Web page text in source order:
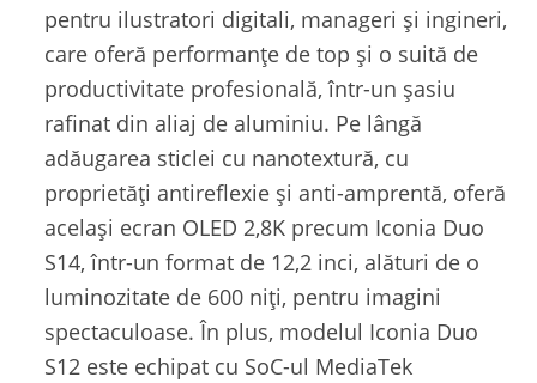
pentru ilustratori digitali, manageri și ingineri,
care oferă performanțe de top și o suită de
productivitate profesională, într-un șasiu
rafinat din aliaj de aluminiu. Pe lângă
adăugarea sticlei cu nanotextură, cu
proprietăți antireflexie și anti-amprentă, oferă
același ecran OLED 2,8K precum Iconia Duo
S14, într-un format de 12,2 inci, alături de o
luminozitate de 600 niți, pentru imagini
spectaculoase. În plus, modelul Iconia Duo
S12 este echipat cu SoC-ul MediaTek